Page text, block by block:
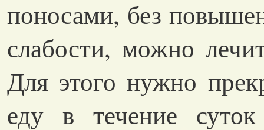
поносами, без
слабости, можно
Для этого нужно
еду в течение